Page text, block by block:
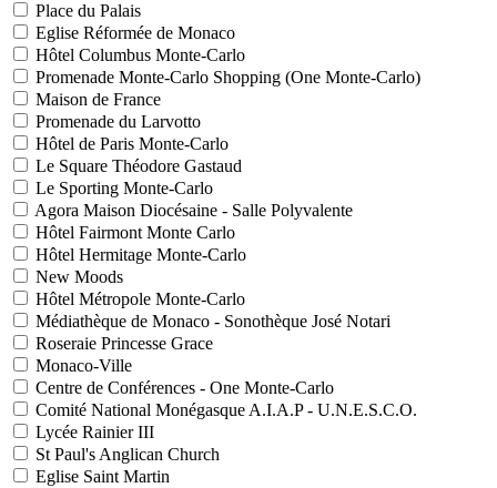
Place du Palais
Eglise Réformée de Monaco
Hôtel Columbus Monte-Carlo
Promenade Monte-Carlo Shopping (One Monte-Carlo)
Maison de France
Promenade du Larvotto
Hôtel de Paris Monte-Carlo
Le Square Théodore Gastaud
Le Sporting Monte-Carlo
Agora Maison Diocésaine - Salle Polyvalente
Hôtel Fairmont Monte Carlo
Hôtel Hermitage Monte-Carlo
New Moods
Hôtel Métropole Monte-Carlo
Médiathèque de Monaco - Sonothèque José Notari
Roseraie Princesse Grace
Monaco-Ville
Centre de Conférences - One Monte-Carlo
Comité National Monégasque A.I.A.P - U.N.E.S.C.O.
Lycée Rainier III
St Paul's Anglican Church
Eglise Saint Martin